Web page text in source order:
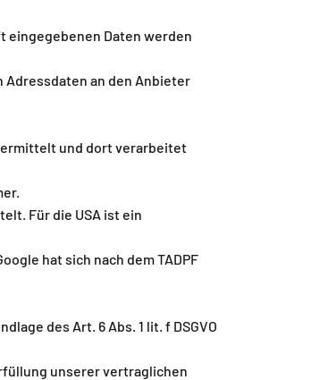
eingegebenen Daten werden
Adressdaten an den Anbieter
und dort verarbeitet
Für die USA ist ein
hat sich nach dem TADPF
des Art. 6 Abs. 1 lit. f DSGVO
unserer vertraglichen